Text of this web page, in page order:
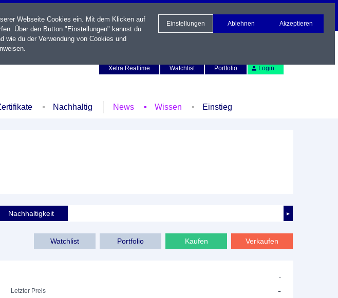
Xetra Realtime
Watchlist Portfolio Login
Nachhaltig News Wissen Einstieg
►
Nachhaltigkeit
Watchlist Portfolio Kaufen Verkaufen
-
Letzter Preis
-
Webseite Cookies ein. Mit dem Klicken auf
Über den Button "Einstellungen" kannst du
wie du der Verwendung von Cookies und
.
Einstellungen Ablehnen Akzeptieren